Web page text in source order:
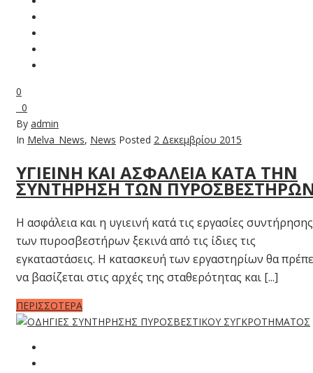
0
0
By admin
In Melva_News, News Posted 2 Δεκεμβρίου 2015
ΥΓΙΕΙΝΗ ΚΑΙ ΑΣΦΑΛΕΙΑ ΚΑΤΑ ΤΗΝ
ΣΥΝΤΗΡΗΣΗ ΤΩΝ
Η ασφάλεια και η υγιεινή κατά τις εργασίες συντήρησης
των πυροσβεστήρων ξεκινά από τις ίδιες τις
εγκαταστάσεις. Η κατασκευή των εργαστηρίων θα
να βασίζεται στις αρχές της σταθερότητας και [...]
ΠΕΡΙΣΣΟΤΕΡΑ